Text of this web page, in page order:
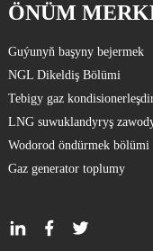
ÖNÜM
Guýunyň başyny bejermek
NGL Dikeldiş Bölümi
Tebigy gaz
LNG suwuklandyryş
Wodorod öndürmek bölümi
Gaz generator toplumy